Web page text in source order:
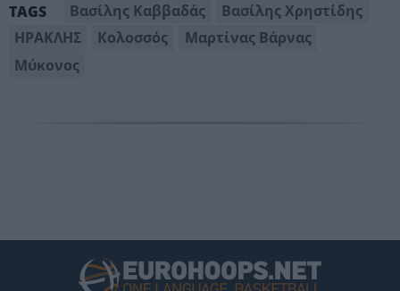
TAGS Βασίλης Καββαδάς
Βασίλης Χρηστίδης
ΗΡΑΚΛΗΣ
Κολοσσός
Μαρτίνας Βάρνας
Μύκονος